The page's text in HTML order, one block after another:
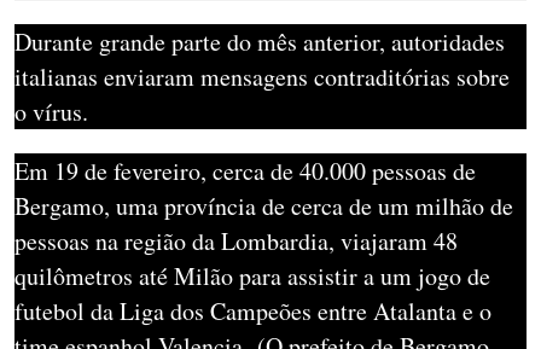
Durante grande parte do mês anterior, autoridades
italianas enviaram mensagens contraditórias sobre
o vírus.
Em 19 de fevereiro, cerca de 40.000 pessoas de
Bergamo, uma província de cerca de um milhão de
pessoas na região da Lombardia, viajaram 48
quilômetros até Milão para assistir a um jogo de
futebol da Liga dos Campeões entre Atalanta e o